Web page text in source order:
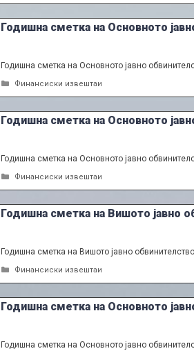
Годишна сметка на Основното
Годишна сметка на Основното јавно
Categories
Финансиски извештаи
Годишна сметка на Основното
Годишна сметка на Основното јавно
Categories
Финансиски извештаи
Годишна сметка на Вишото јавно
Годишна сметка на Вишото јавно
Categories
Финансиски извештаи
Годишна сметка на Основното
Годишна сметка на Основното јавно